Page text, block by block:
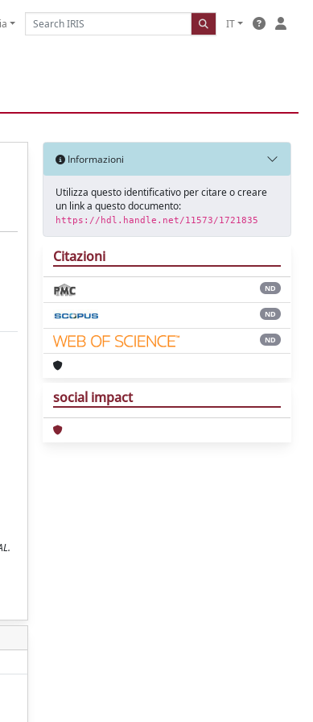
IT
Informazioni
Utilizza questo identificativo per citare o creare
un link a questo documento:
https://hdl.handle.net/11573/1721835
Citazioni
ND
ND
ND
social impact